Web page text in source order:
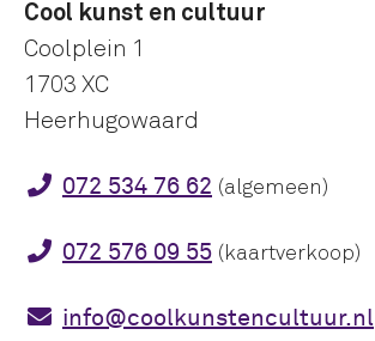
Cool kunst en cultuur
Coolplein 1
1703 XC
Heerhugowaard
072 534 76 62 (algemeen)
072 576 09 55 (kaartverkoop)
info@coolkunstencultuur.nl